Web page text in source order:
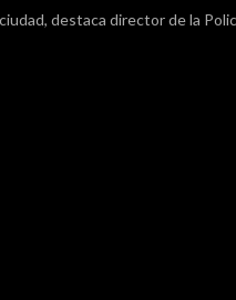
destaca director de la